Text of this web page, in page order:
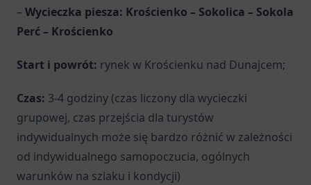
– Wycieczka piesza: Krościenko – Sokolica – Sokola
Perć – Krościenko
Start i powrót: rynek w Krościenku nad Dunajcem;
Czas: 3-4 godziny (czas liczony dla wycieczki
grupowej, czas przejścia dla turystów
indywidualnych może się bardzo różnić w zależności
od indywidualnego samopoczucia, ogólnych
warunków na szlaku i kondycji)